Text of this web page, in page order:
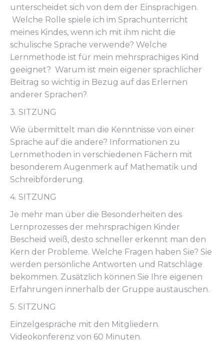
unterscheidet sich von dem der Einsprachigen.
Welche Rolle spiele ich im Sprachunterricht
meines Kindes, wenn ich mit ihm nicht die
schulische Sprache verwende? Welche
Lernmethode ist für mein mehrsprachiges Kind
geeignet? Warum ist mein eigener sprachlicher
Beitrag so wichtig in Bezug auf das Erlernen
anderer Sprachen?
3. SITZUNG
Wie übermittelt man die Kenntnisse von einer
Sprache auf die andere? Informationen zu
Lernmethoden in verschiedenen Fächern mit
besonderem Augenmerk auf Mathematik und
Schreibförderung.
4. SITZUNG
Je mehr man über die Besonderheiten des
Lernprozesses der mehrsprachigen Kinder
Bescheid weiß, desto schneller erkennt man den
Kern der Probleme. Welche Fragen haben Sie? Sie
werden persönliche Antworten und Ratschläge
bekommen. Zusätzlich können Sie Ihre eigenen
Erfahrungen innerhalb der Gruppe austauschen.
5. SITZUNG
Einzelgespräche mit den Mitgliedern.
Videokonferenz von 60 Minuten.